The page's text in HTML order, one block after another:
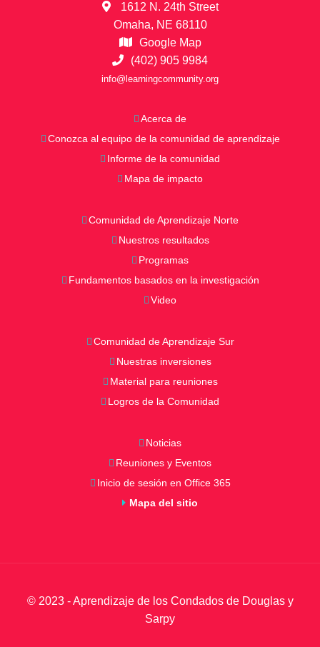
1612 N. 24th Street
Omaha, NE 68110
Google Map
(402) 905 9984
info@learningcommunity.org
Acerca de
Conozca al equipo de la comunidad de aprendizaje
Informe de la comunidad
Mapa de impacto
Comunidad de Aprendizaje Norte
Nuestros resultados
Programas
Fundamentos basados en la investigación
Video
Comunidad de Aprendizaje Sur
Nuestras inversiones
Material para reuniones
Logros de la Comunidad
Noticias
Reuniones y Eventos
Inicio de sesión en Office 365
Mapa del sitio
© 2023 - Aprendizaje de los Condados de Douglas y
Sarpy